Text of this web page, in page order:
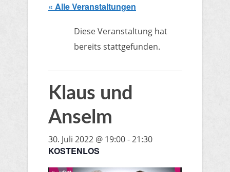
« Alle Veranstaltungen
Diese Veranstaltung hat
bereits stattgefunden.
Klaus und
Anselm
30. Juli 2022 @ 19:00-21:30
KOSTENLOS